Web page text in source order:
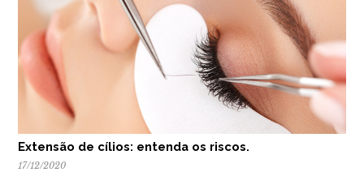
Extensão de cílios: entenda os riscos.
17/12/2020